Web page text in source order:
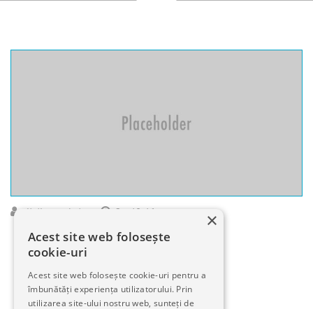
clinikaro-admin Oct 18, 16 ×
Acest site web folosește
cookie-uri
Acest site web folosește cookie-uri pentru a
îmbunătăți experiența utilizatorului. Prin
utilizarea site-ului nostru web, sunteți de